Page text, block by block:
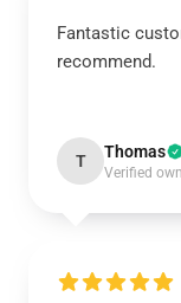
Fantastic
recommend.
T Thomas
Verified